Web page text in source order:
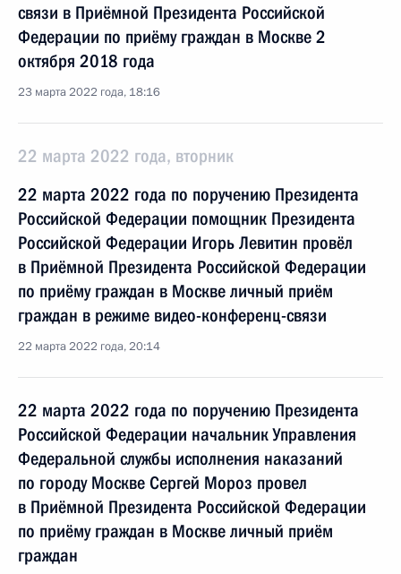
связи в Приёмной Президента Российской
Федерации по приёму граждан в Москве 2
октября 2018 года
23 марта 2022 года, 18:16
22 марта 2022 года, вторник
22 марта 2022 года по поручению Президента
Российской Федерации помощник Президента
Российской Федерации Игорь Левитин провёл
в Приёмной Президента Российской Федерации
по приёму граждан в Москве личный приём
граждан в режиме видео-конференц-связи
22 марта 2022 года, 20:14
22 марта 2022 года по поручению Президента
Российской Федерации начальник Управления
Федеральной службы исполнения наказаний
по городу Москве Сергей Мороз провел
в Приёмной Президента Российской Федерации
по приёму граждан в Москве личный приём
граждан